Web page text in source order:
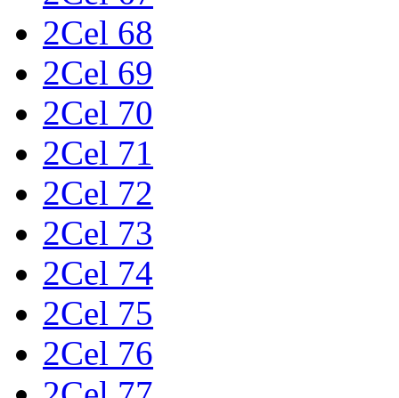
2Cel 68
2Cel 69
2Cel 70
2Cel 71
2Cel 72
2Cel 73
2Cel 74
2Cel 75
2Cel 76